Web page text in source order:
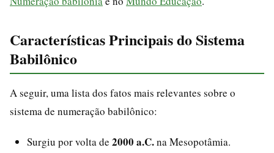
Características Principais do Sistema
Babilônico
A seguir, uma lista dos fatos mais relevantes sobre o
sistema de numeração babilônico:
Surgiu por volta de 2000 a.C.na Mesopotâmia.